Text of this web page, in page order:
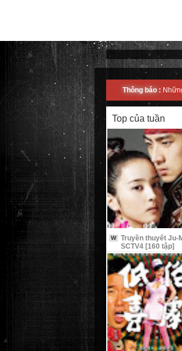
Thông báo :
Top của tuần
W
Truyền thuyết Ju-
SCTV4 [160 tập]